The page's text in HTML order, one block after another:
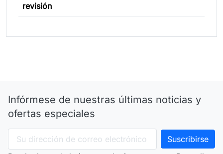
revisión
Infórmese de nuestras últimas noticias y
ofertas especiales